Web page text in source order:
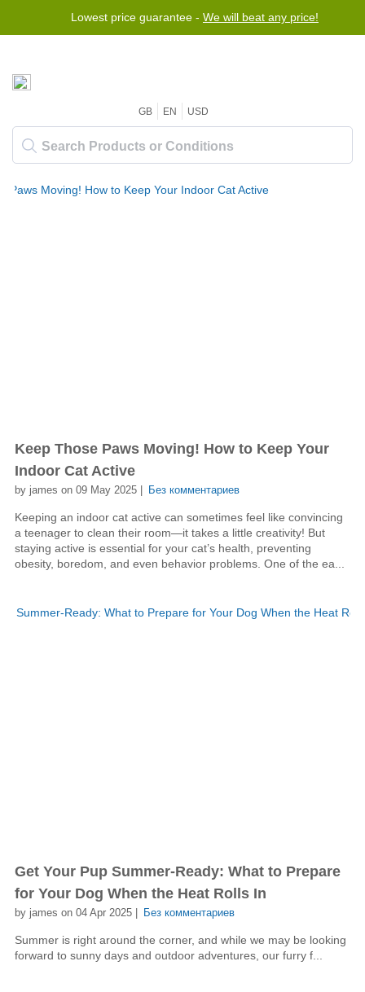
Lowest price guarantee - We will beat any price!
GB EN USD
Keep Those Paws Moving! How to Keep Your
Indoor Cat Active
by james on 09 May 2025 | Без комментариев
Keeping an indoor cat active can sometimes feel like convincing
a teenager to clean their room—it takes a little creativity! But
staying active is essential for your cat’s health, preventing
obesity, boredom, and even behavior problems. One of the ea...
Get Your Pup Summer-Ready: What to Prepare
for Your Dog When the Heat Rolls In
by james on 04 Apr 2025 | Без комментариев
Summer is right around the corner, and while we may be looking
forward to sunny days and outdoor adventures, our furry f...